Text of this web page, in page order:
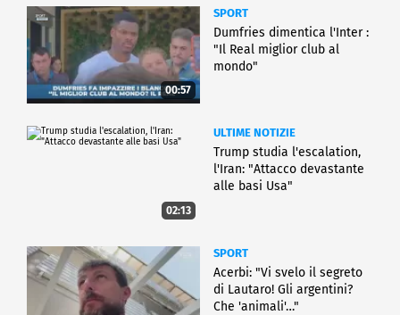
00:57
SPORT
Dumfries dimentica l'Inter :
"Il Real miglior club al
mondo"
02:13
ULTIME NOTIZIE
Trump studia l'escalation,
l'Iran: "Attacco devastante
alle basi Usa"
SPORT
Acerbi: "Vi svelo il segreto
di Lautaro! Gli argentini?
Che 'animali'…"